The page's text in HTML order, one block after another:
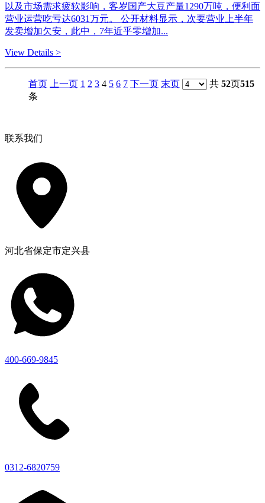
以及市场需求疲软影响，客岁国产大豆产量1290万吨，便利面
营业运营吃亏达6031万元。 公开材料显示，次要营业上半年
发卖增加欠安，此中，7年近乎零增加...
View Details >
首页 上一页 1 2 3 4 5 6 7 下一页 末页 共 52页515
条
联系我们
河北省保定市定兴县
400-669-9845
0312-6820759